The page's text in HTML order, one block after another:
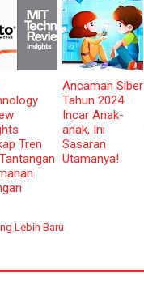
Tren
Ancaman Siber
Tahun 2024
Incar Anak-
anak, Ini
Sasaran
Utamanya!
Lebih Baru